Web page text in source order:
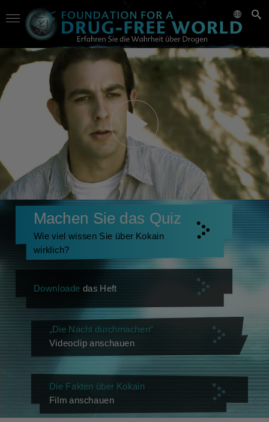
Machen Sie das Quiz
Wie viel wissen Sie über Kokain
wirklich?
Downloade das Heft
„Die Nacht durchmachen“
Videoclip anschauen
Die Fakten über Kokain
Film anschauen